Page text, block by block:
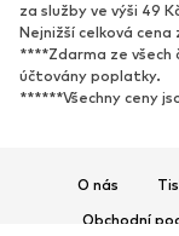
Tenisky
Lodičky & boty na
Sandály
Exkluzivně
za služby ve výši 49
Nejnižší celková cena
****Zdarma ze všech
účtovány poplatky.
******Všechny ceny
O nás
Obchodní